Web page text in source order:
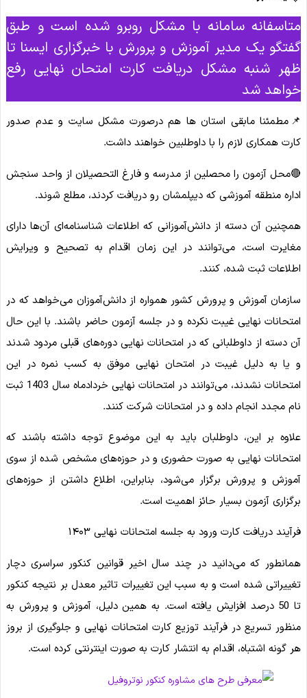
متاسفانه سامانه با مشکل روبرو شده است و طبق
گفتگو یک مدیر آموزش و پرورش با خبرگزاری ایسنا تا
ظهر شنبه مشکل دریافت کارت امتحان نهایی رفع
خواهد شد
📌مطمئنا مابقی استان ها هم درصورت مشکل سایت و عدم صدور
کارت همکاری لازم را با داوطلبین خواهند داشت.
🔴محل آزمون را محصلین از مدرسه و فارغ التحصیلان از واحد سنجش
اداره منطقه آموزشی که دیپلمشان رو دریافت کردند، مطلع شوند.
همچنین آن دسته از دانش‌آموزانی که اطلاعات شناسنامه‌ای آن‌‌‌‌ها دارای
مغایرت است، می‌توانند در این زمان اقدام به تصحیح و ویرایش
اطلاعات ثبت شده، کنند.
سازمان آموزش و پرورش کشور همواره از دانش‌آموزان می‌خواهد که در
امتحانات نهایی غیبت نکرده و در جلسه آزمون حاضر باشند. با این حال
آن دسته از داوطلبانی که در امتحانات نهایی دوره‌های قبلی مردود شدند
و یا به دلیل غیبت در امتحان نهایی موفق به کسب نمره در این
امتحانات نشدند، می‌توانند در امتحانات نهایی خردادماه سال 1403 ثبت
نام مجدد انجام داده و در امتحانات شرکت کنند.
علاوه بر این، داوطلبان باید به این موضوع توجه داشته باشند که
امتحانات نهایی به صورت حضوری و در حوزه‌های مشخص شده از سوی
آموزش و پرورش برگزار می‌شود، بنابراین، اطلاع داشتن از حوزه‌های
برگزاری آزمون بسیار حائز اهمیت است.
فرآیند دریافت کارت ورود به جلسه امتحانات نهایی ۱۴۰۳
همانطور که می‌دانید در چند سال اخیر قوانین کنکور سراسری دچار
تغییراتی شده است و به سبب این تغییرات تاثیر معدل بر نتیجه کنکور
تا 50 درصد افزایش یافته است. به همین دلیل، آموزش و پرورش به
منظور تسریع در فرآیند توزیع کارت امتحانات نهایی و جلوگیری از بروز
هر گونه اشتباه، اقدام به انتشار کارت به صورت اینترنتی کرده است.